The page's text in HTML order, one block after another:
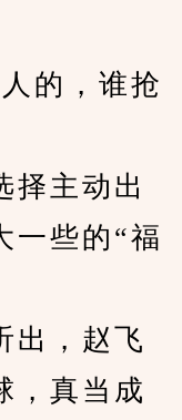
的，谁抢
主动出
一些的“福
，赵飞
，真当成